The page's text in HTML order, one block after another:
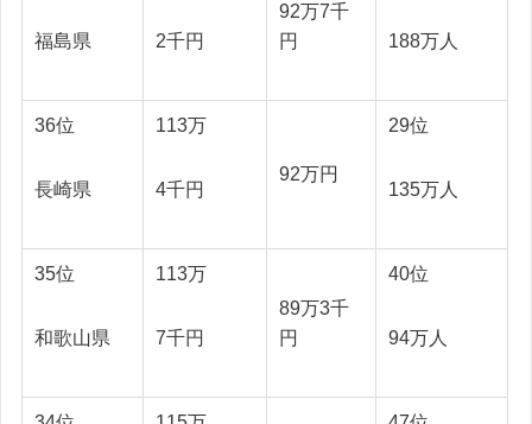
福島県 2千円
92万7千
円
188万人
36位
長崎県
113万
4千円
92万円
29位
135万人
35位
和歌山県
113万
7千円
89万3千
円
40位
94万人